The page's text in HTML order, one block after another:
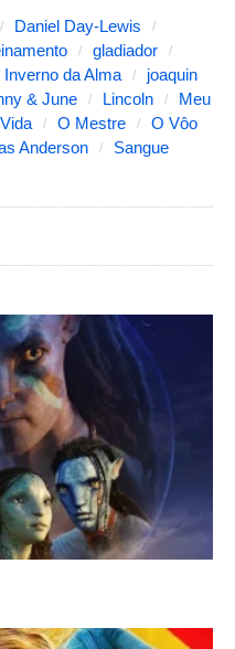
Daniel Day-Lewis
gladiador
Inverno da Alma
joaquin
& June Lincoln
Meu
O Mestre
O Vôo
Anderson
Sangue